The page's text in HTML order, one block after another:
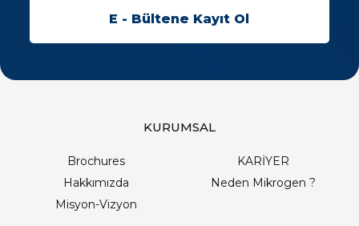
KURUMSAL
Brochures
KARİYER
Hakkımızda
Neden Mikrogen ?
Misyon-Vizyon